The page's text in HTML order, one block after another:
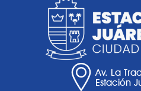
Av. La
Estación